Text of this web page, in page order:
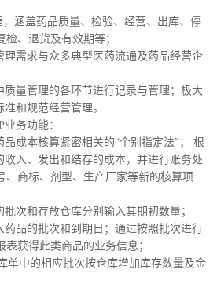
涵盖药品质量、检验、经营、出库、停
、退货及有效期等；
需求与众多典型医药流通及药品经营企
量管理的各环节进行记录与管理；极大
和规范经营管理。
务功能：
本核算紧密相关的“个别指定法”； 根
收入、发出和结存的成本，并进行账务处
、商标、剂型、生产厂家等新的核算项
和存放仓库分别输入其期初数量；
品的批次和到期日；通过按照批次进行
获得此类商品的业务信息；
中的相应批次按仓库增加库存数量及金